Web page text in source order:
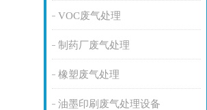
VOC废气处理
制药厂废气处理
橡塑废气处理
油墨印刷废气处理设备